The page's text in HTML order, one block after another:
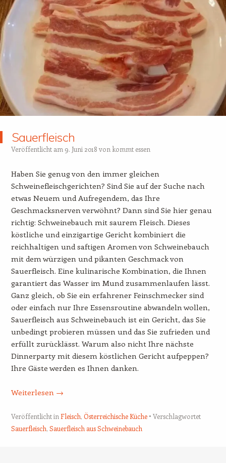
Sauerfleisch
Veröffentlicht am 9. Juni 2018 von kommt essen
Haben Sie genug von den immer gleichen
Schweinefleischgerichten? Sind Sie auf der Suche nach
etwas Neuem und Aufregendem, das Ihre
Geschmacksnerven verwöhnt? Dann sind Sie hier genau
richtig: Schweinebauch mit saurem Fleisch. Dieses
köstliche und einzigartige Gericht kombiniert die
reichhaltigen und saftigen Aromen von Schweinebauch
mit dem würzigen und pikanten Geschmack von
Sauerfleisch. Eine kulinarische Kombination, die Ihnen
garantiert das Wasser im Mund zusammenlaufen lässt.
Ganz gleich, ob Sie ein erfahrener Feinschmecker sind
oder einfach nur Ihre Essensroutine abwandeln wollen,
Sauerfleisch aus Schweinebauch ist ein Gericht, das Sie
unbedingt probieren müssen und das Sie zufrieden und
erfüllt zurücklässt. Warum also nicht Ihre nächste
Dinnerparty mit diesem köstlichen Gericht aufpeppen?
Ihre Gäste werden es Ihnen danken.
Weiterlesen →
Veröffentlicht in Fleisch, Österreichische Küche
Verschlagwortet
Sauerfleisch, Sauerfleisch aus Schweinebauch